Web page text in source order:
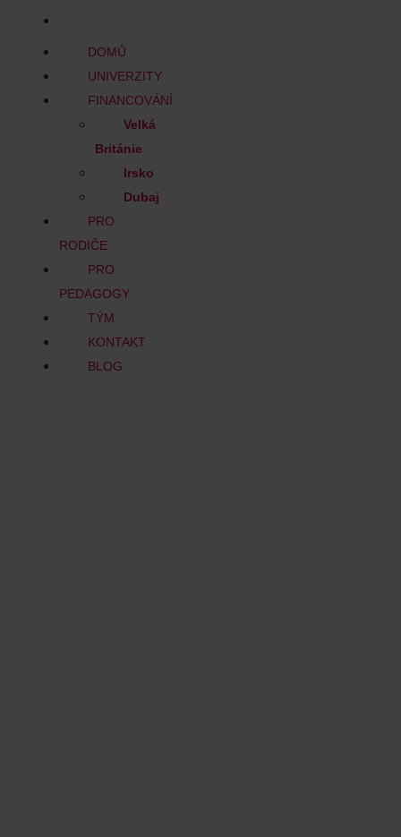
DOMŮ
UNIVERZITY
FINANCOVÁNÍ
Velká
Británie
Irsko
Dubaj
PRO
RODIČE
PRO
PEDAGOGY
TÝM
KONTAKT
BLOG